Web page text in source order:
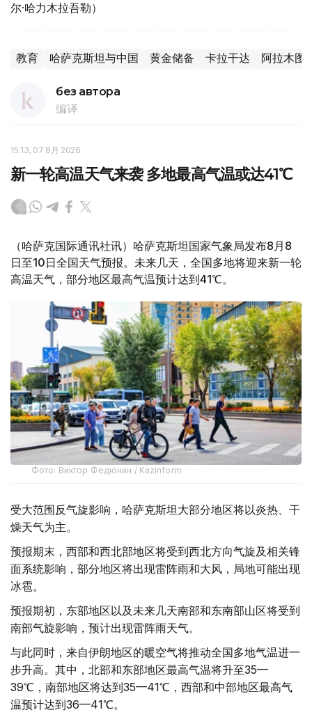
尔·哈力木拉吾勒）
教育 哈萨克斯坦与中国 黄金储备 卡拉干达 阿拉木图
без автора
编译
15:13, 07 8月 2026
新一轮高温天气来袭 多地最高气温或达41℃
（哈萨克国际通讯社讯）哈萨克斯坦国家气象局发布8月8
日至10日全国天气预报。未来几天，全国多地将迎来新一轮
高温天气，部分地区最高气温预计达到41℃。
Фото: Виктор Федюнин / Kazinform
受大范围反气旋影响，哈萨克斯坦大部分地区将以炎热、干
燥天气为主。
预报期末，西部和西北部地区将受到西北方向气旋及相关锋
面系统影响，部分地区将出现雷阵雨和大风，局地可能出现
冰雹。
预报期初，东部地区以及未来几天南部和东南部山区将受到
南部气旋影响，预计出现雷阵雨天气。
与此同时，来自伊朗地区的暖空气将推动全国多地气温进一
步升高。其中，北部和东部地区最高气温将升至35—
39℃，南部地区将达到35—41℃，西部和中部地区最高气
温预计达到36—41℃。